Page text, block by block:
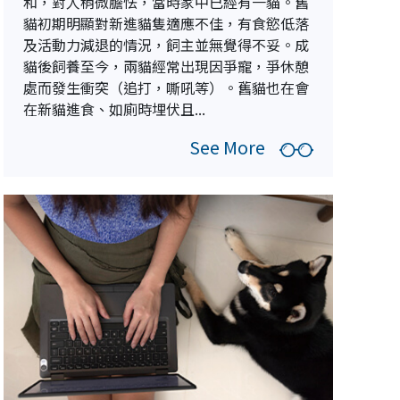
貓初期明顯對新進貓隻適應不佳，有食慾低落
及活動力減退的情況，飼主並無覺得不妥。成
貓後飼養至今，兩貓經常出現因爭寵，爭休憩
處而發生衝突（追打，嘶吼等）。舊貓也在會
在新貓進食、如廁時埋伏且...
See More